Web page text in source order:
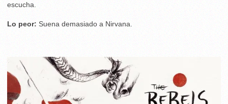
escucha.
Lo peor: Suena demasiado a Nirvana.